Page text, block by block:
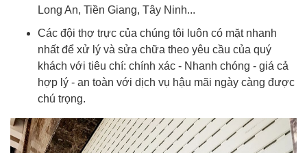
Long An, Tiền Giang, Tây Ninh...
Các đội thợ trực của chúng tôi luôn có mặt nhanh
nhất để xử lý và sửa chữa theo yêu cầu của quý
khách với tiêu chí: chính xác - Nhanh chóng - giá cả
hợp lý - an toàn với dịch vụ hậu mãi ngày càng được
chú trọng.